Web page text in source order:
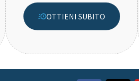
OTTIENI SUBITO